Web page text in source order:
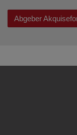
Abgeber